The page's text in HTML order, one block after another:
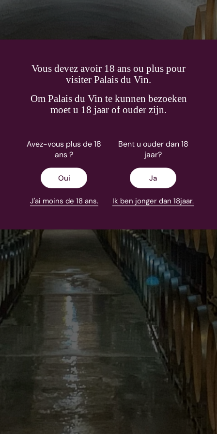
Vous devez avoir 18 ans ou plus pour
visiter Palais du Vin.
Om Palais du Vin te kunnen bezoeken
moet u 18 jaar of ouder zijn.
Avez-vous plus de 18
ans ?
Oui
J'ai moins de 18 ans.
Bent u ouder dan 18
jaar?
Ja
Ik ben jonger dan 18jaar.
En savoir plus